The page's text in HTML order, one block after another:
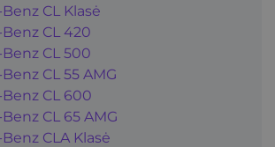
CL Klasė
CL 420
CL 500
CL 55 AMG
CL 600
CL 65 AMG
CLA Klasė